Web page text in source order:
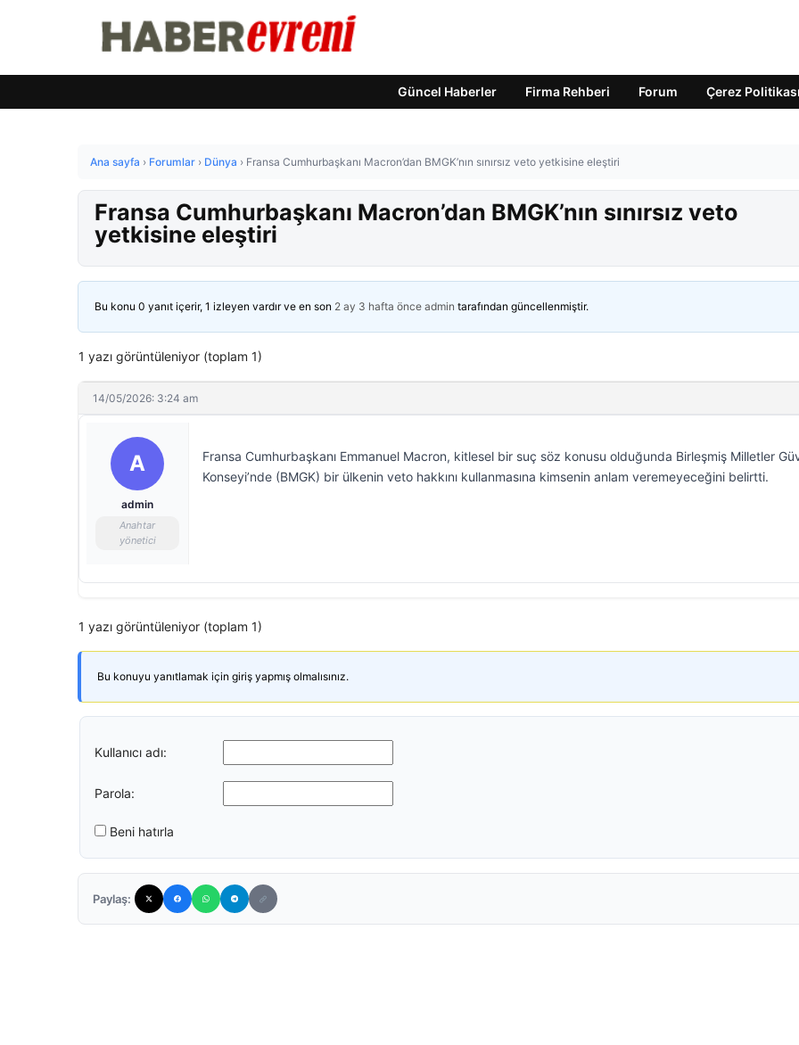
Güncel Haberler Firma Rehberi Forum Çerez Politikası
Ana sayfa › Forumlar › Dünya › Fransa Cumhurbaşkanı Macron’dan BMGK’nın sınırsız veto yetkisine eleştiri
Fransa Cumhurbaşkanı Macron’dan BMGK’nın sınırsız veto
yetkisine eleştiri
Bu konu 0 yanıt içerir, 1 izleyen vardır ve en son 2 ay 3 hafta önce admin tarafından güncellenmiştir.
1 yazı görüntüleniyor (toplam 1)
14/05/2026: 3:24 am
A
admin
Anahtar
yönetici
Fransa Cumhurbaşkanı Emmanuel Macron, kitlesel bir suç söz konusu olduğunda Birleşmiş Milletler
Konseyi’nde (BMGK) bir ülkenin veto hakkını kullanmasına kimsenin anlam veremeyeceğini belirtti.
1 yazı görüntüleniyor (toplam 1)
Bu konuyu yanıtlamak için giriş yapmış olmalısınız.
Kullanıcı adı:
Parola:
Beni hatırla
Paylaş: